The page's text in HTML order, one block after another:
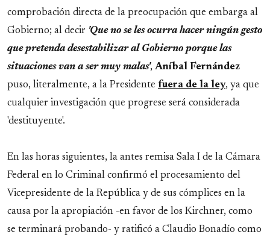
comprobación directa de la preocupación que embarga al
Gobierno; al decir 'Que no se les ocurra hacer ningún gesto
que pretenda desestabilizar al Gobierno porque las
situaciones van a ser muy malas', Aníbal Fernández
puso, literalmente, a la Presidente fuera de la ley, ya que
cualquier investigación que progrese será considerada
'destituyente'.
En las horas siguientes, la antes remisa Sala I de la Cámara
Federal en lo Criminal confirmó el procesamiento del
Vicepresidente de la República y de sus cómplices en la
causa por la apropiación -en favor de los Kirchner, como
se terminará probando- y ratificó a Claudio Bonadío como